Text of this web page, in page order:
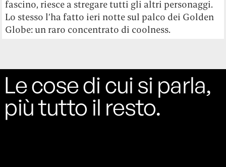
fascino, riesce a stregare tutti gli altri personaggi.
Lo stesso l’ha fatto ieri notte sul palco dei Golden
Globe: un raro concentrato di coolness.
Le cose di cui si parla,
più tutto il resto.